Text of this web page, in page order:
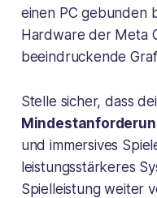
einen PC gebunden
Hardware der Meta
beeindruckende
Stelle sicher, dass
und immersives
leistungsstärkeres
Spielleistung weiter